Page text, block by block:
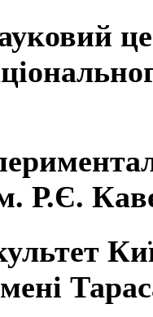
ім. Р.Є.